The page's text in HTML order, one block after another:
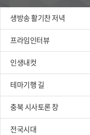
생방송 활기찬 저녁
프라임인터뷰
인생내컷
테마기행 길
충북 시사토론 창
전국시대